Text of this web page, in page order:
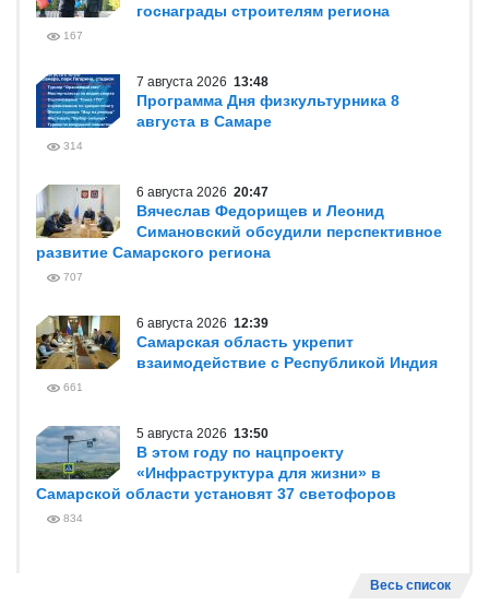
госнаграды строителям региона
167
7 августа 2026 13:48
Программа Дня физкультурника 8
августа в Самаре
314
6 августа 2026 20:47
Вячеслав Федорищев и Леонид
Симановский обсудили перспективное
развитие Самарского региона
707
6 августа 2026 12:39
Самарская область укрепит
взаимодействие с Республикой Индия
661
5 августа 2026 13:50
В этом году по нацпроекту
«Инфраструктура для жизни» в
Самарской области установят 37 светофоров
834
Весь список